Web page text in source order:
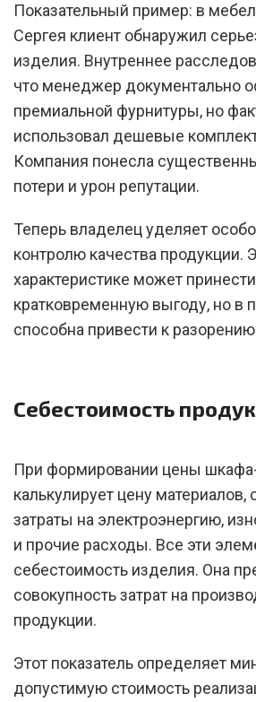
Показательный пример: в
Сергея клиент обнаружил
изделия. Внутреннее
что менеджер документально
премиальной фурнитуры, но
использовал дешевые
Компания понесла
потери и урон репутации.
Теперь владелец уделяет
контролю качества продукции.
характеристике может принести
кратковременную выгоду, но в
способна привести к
Себестоимость
При формировании цены
калькулирует цену материалов,
затраты на электроэнергию,
и прочие расходы. Все эти
себестоимость изделия. Она
совокупность затрат на
продукции.
Этот показатель определяет
допустимую стоимость